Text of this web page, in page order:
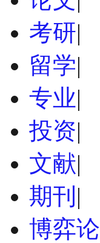
考研|
留学|
专业|
投资|
文献|
期刊 |
博弈论